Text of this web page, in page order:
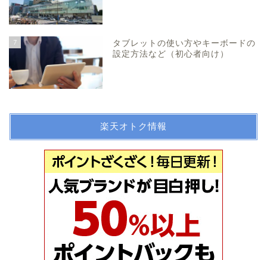
7
タブレットの使い方やキーボードの
設定方法など（初心者向け）
楽天オトク情報